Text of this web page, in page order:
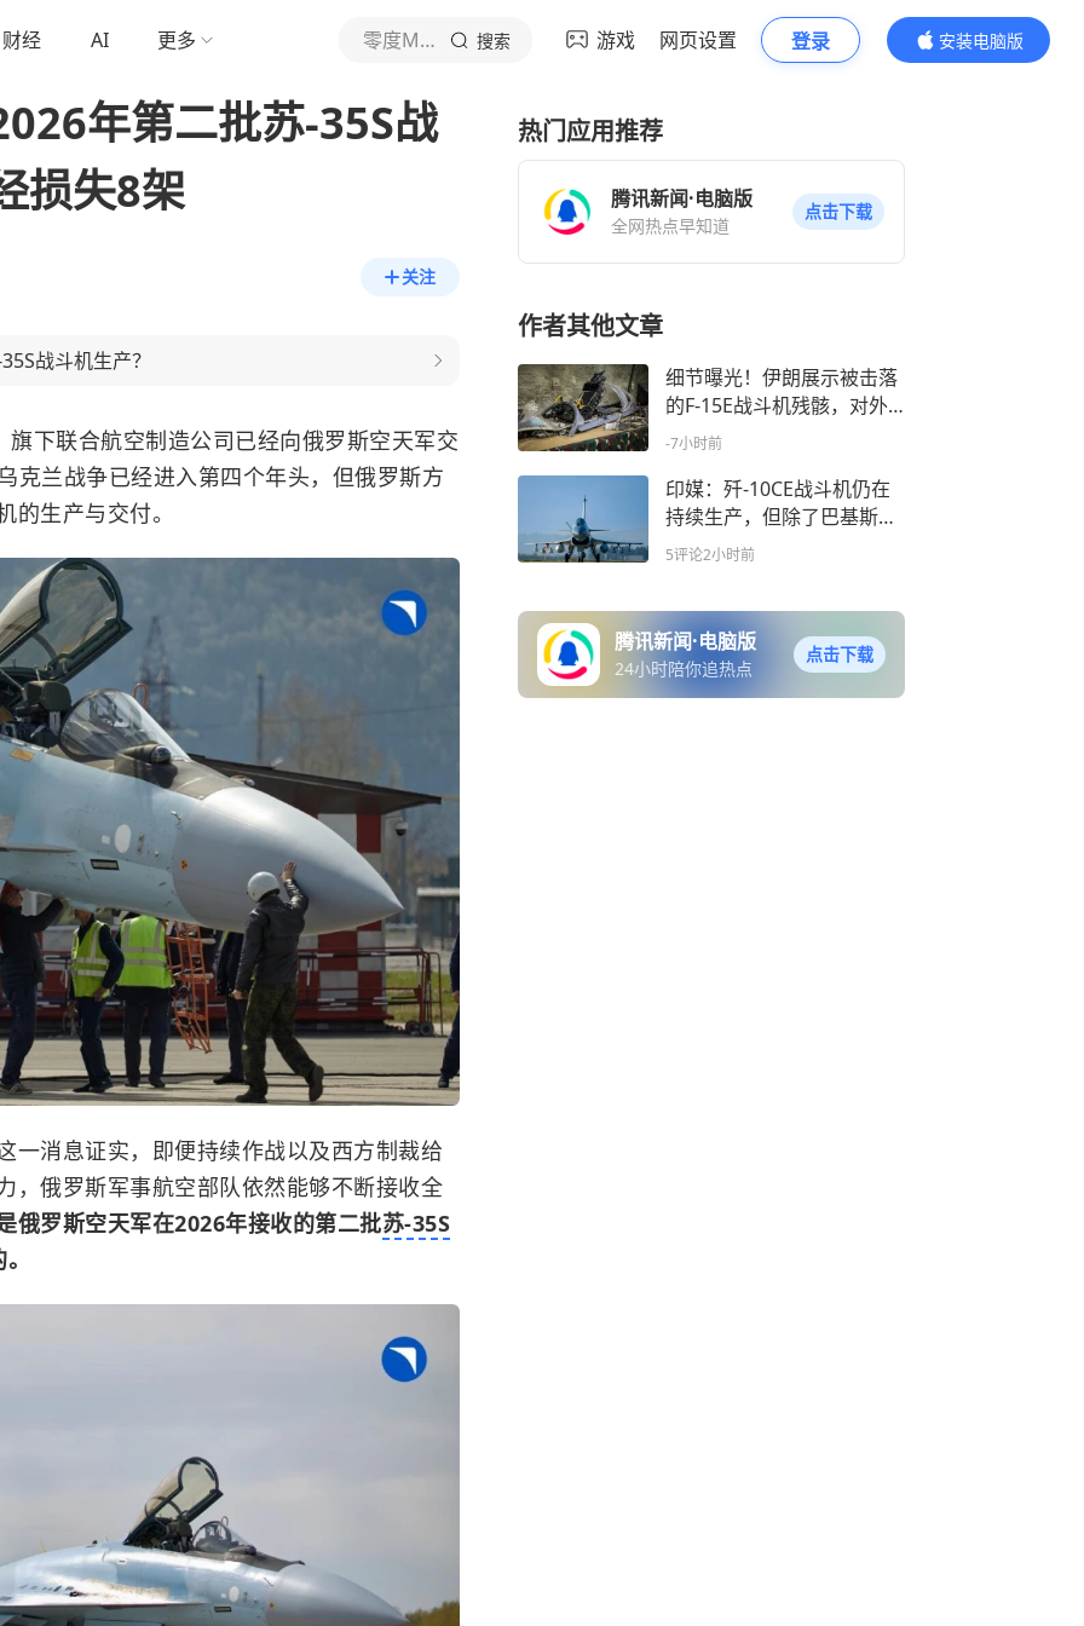
财经 AI 更多 零度Military 搜索 游戏 网页设置 登录
安装电脑版
内容更精彩
年第二批苏-35S战
损失8架
关注
战斗机生产？
下联合航空制造公司已经向俄罗斯空天军交
克兰战争已经进入第四个年头，但俄罗斯方
生产与交付。
一消息证实，即便持续作战以及西方制裁给
，俄罗斯军事航空部队依然能够不断接收全
俄罗斯空天军在2026年接收的第二批苏-35S
热门应用推荐
腾讯新闻·电脑版
全网热点早知道
点击下载
作者其他文章
细节曝光！伊朗展示被击落
的F-15E战斗机残骸，对外
释放多重信息
-7小时前
印媒：歼-10CE战斗机仍在
持续生产，但除了巴基斯坦
还没有任何国家订购
5评论2小时前
腾讯新闻·电脑版
24小时陪你追热点
点击下载